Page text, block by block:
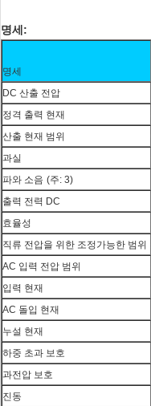
명세:
명세
DC 산출 전압
정격 출력 현재
산출 현재 범위
과실
파와 소음 (주: 3)
출력 전력 DC
효율성
직류 전압을 위한 조정가능한 범위
AC 입력 전압 범위
입력 현재
AC 돌입 현재
누설 현재
하중 초과 보호
과전압 보호
진동